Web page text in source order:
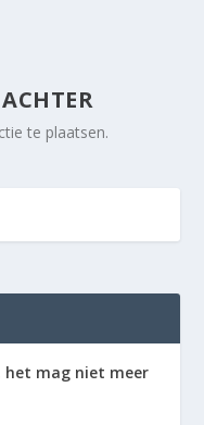
te plaatsen.
het mag niet meer